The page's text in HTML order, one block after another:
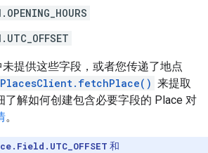
提供这些字段，或者您传递了地点
PlacesClient.fetchPlace() 来提取
了解如何创建包含必要字段的 Place 对
。
和